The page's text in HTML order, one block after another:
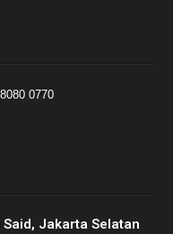
0770
Said, Jakarta Selatan